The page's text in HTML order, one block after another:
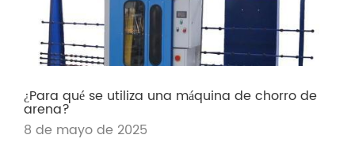
¿Para qué se utiliza una máquina de chorro de
arena?
8 de mayo de 2025